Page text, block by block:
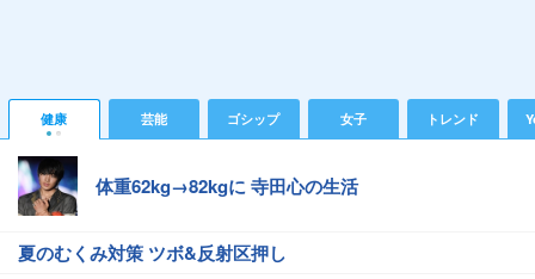
健康 芸能 ゴシップ 女子 トレンド
体重62kg→82kgに 寺田心の生活
夏のむくみ対策 ツボ&反射区押し